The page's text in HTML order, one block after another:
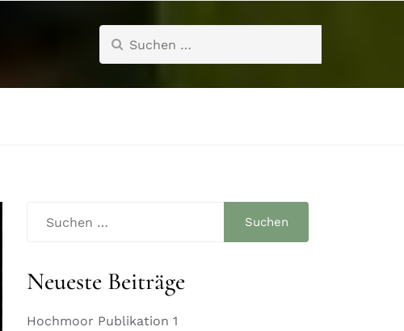
Suchen
nach:
nach:
Neueste Beiträge
Hochmoor Publikation 1